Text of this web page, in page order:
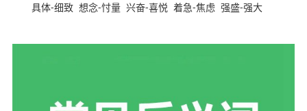
具体-细致 想念-忖量 兴奋-喜悦 着急-焦虑 强盛-强大